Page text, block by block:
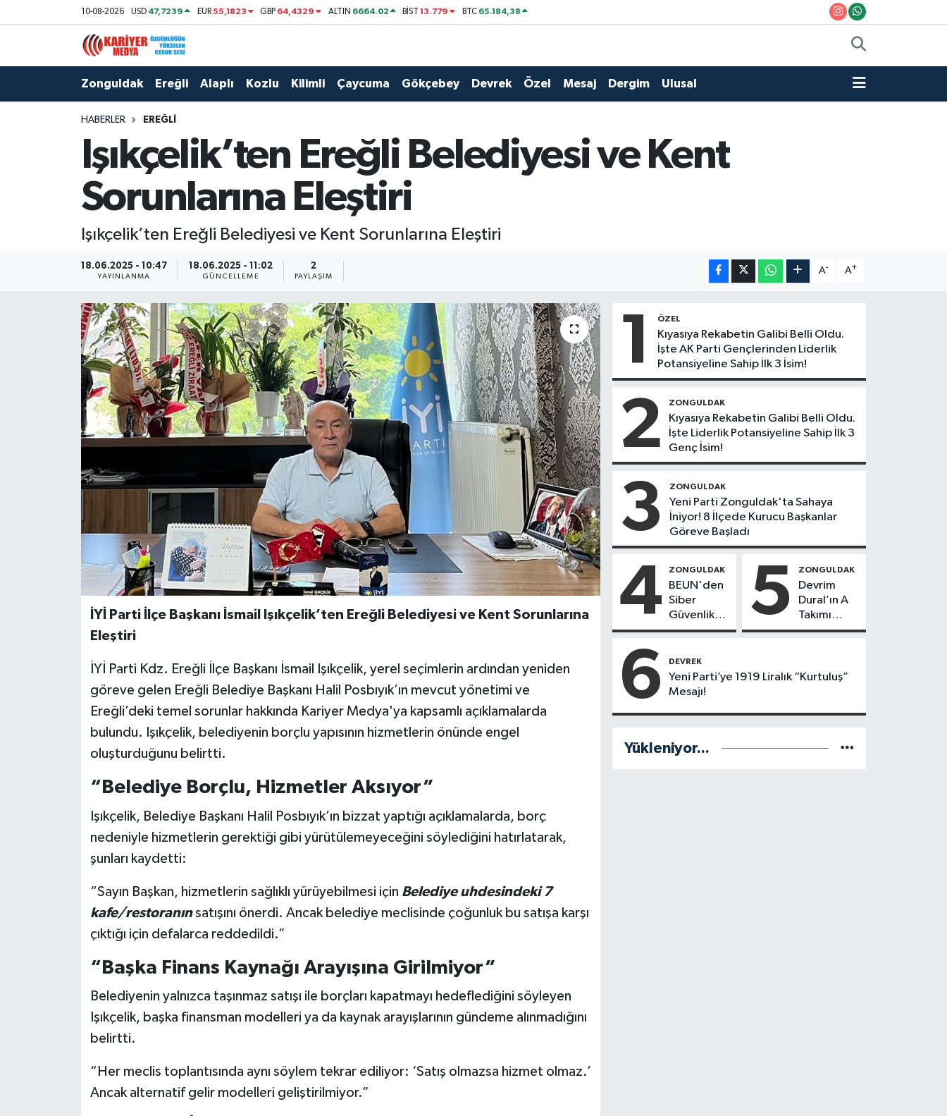
10-08-2026 USD 47,7239 EUR55,1823 GBP 64,4329 ALTIN 6664.02 BİST13.779 BTC 65.184,38
Zonguldak Ereğli Alaplı Kozlu Kilimli Çaycuma Gökçebey Devrek Özel Mesaj Dergim Ulusal
HABERLER EREĞLI
Işıkçelik’ten Ereğli Belediyesi ve Kent
Sorunlarına Eleştiri
Işıkçelik’ten Ereğli Belediyesi ve Kent Sorunlarına Eleştiri
18.06.2025 - 10:47
YAYINLANMA
18.06.2025 - 11:02
GÜNCELLEME
2
PAYLAŞIM
A- A+
İYİ Parti İlçe Başkanı İsmail Işıkçelik’ten Ereğli Belediyesi ve Kent Sorunlarına
Eleştiri
İYİ Parti Kdz. Ereğli İlçe Başkanı İsmail Işıkçelik, yerel seçimlerin ardından yeniden
göreve gelen Ereğli Belediye Başkanı Halil Posbıyık’ın mevcut yönetimi ve
Ereğli’deki temel sorunlar hakkında Kariyer Medya'ya kapsamlı açıklamalarda
bulundu. Işıkçelik, belediyenin borçlu yapısının hizmetlerin önünde engel
oluşturduğunu belirtti.
“Belediye Borçlu, Hizmetler Aksıyor”
Işıkçelik, Belediye Başkanı Halil Posbıyık’ın bizzat yaptığı açıklamalarda, borç
nedeniyle hizmetlerin gerektiği gibi yürütülemeyeceğini söylediğini hatırlatarak,
şunları kaydetti:
“Sayın Başkan, hizmetlerin sağlıklı yürüyebilmesi için Belediye uhdesindeki 7
kafe/restoranınsatışını önerdi. Ancak belediye meclisinde çoğunluk bu satışa karşı
çıktığı için defalarca reddedildi.”
“Başka Finans Kaynağı Arayışına Girilmiyor”
Belediyenin yalnızca taşınmaz satışı ile borçları kapatmayı hedeflediğini söyleyen
Işıkçelik, başka finansman modelleri ya da kaynak arayışlarının gündeme alınmadığını
belirtti.
“Her meclis toplantısında aynı söylem tekrar ediliyor: ‘Satış olmazsa hizmet olmaz.’
Ancak alternatif gelir modelleri geliştirilmiyor.”
1 ÖZEL
Kıyasıya Rekabetin Galibi Belli Oldu.
İşte AK Parti Gençlerinden Liderlik
Potansiyeline Sahip İlk 3 İsim!
2 ZONGULDAK
Kıyasıya Rekabetin Galibi Belli Oldu.
İşte Liderlik Potansiyeline Sahip İlk 3
Genç İsim!
3 ZONGULDAK
Yeni Parti Zonguldak'ta Sahaya
İniyor! 8 İlçede Kurucu Başkanlar
Göreve Başladı
4 ZONGULDAK
BEUN'den
Siber
Güvenlik
Hamlesi
5 ZONGULDAK
Devrim
Dural’ın A
Takımı
Göreve
Kimler Var?
6 DEVREK
Yeni Parti’ye 1919 Liralık “Kurtuluş”
Mesajı!
Yükleniyor...
Zonguldak
Çaycuma
Gökçebey
Zonguldak Nöbetçi Eczaneler
Zonguldak Hava Durumu
Zonguldak Namaz Vakitleri
Zonguldak Trafik Yoğunluk Haritası
Puan Durumu ve Fikstür
Tüm Manşetler
Son Dakika Haberleri
Haber Arşivi